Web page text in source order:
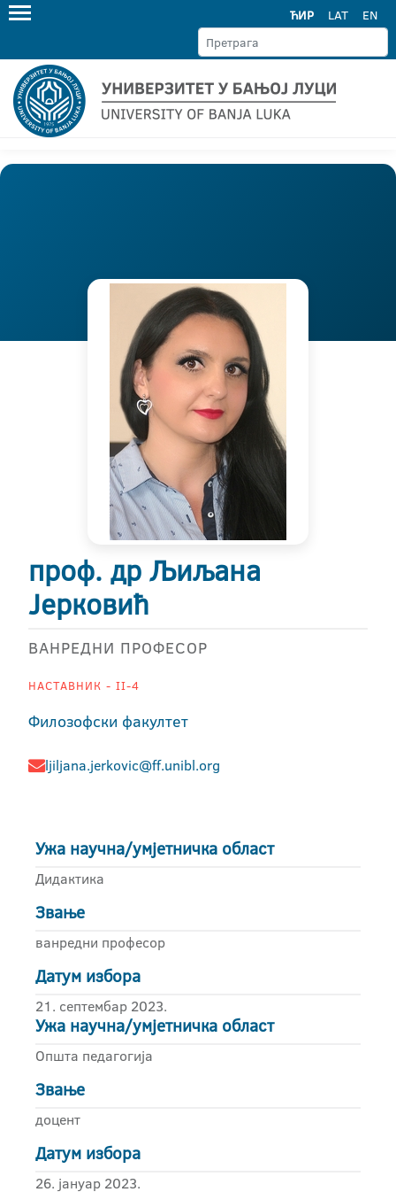
ЋИР LAT EN
проф. др Љиљана
Јерковић
ВАНРЕДНИ ПРОФЕСОР
НАСТАВНИК - II-4
Филозофски факултет
ljiljana.jerkovic@ff.unibl.org
Ужа научна/умјетничка област
Дидактика
Звање
ванредни професор
Датум избора
21. септембар 2023.
Ужа научна/умјетничка област
Општа педагогија
Звање
доцент
Датум избора
26. јануар 2023.